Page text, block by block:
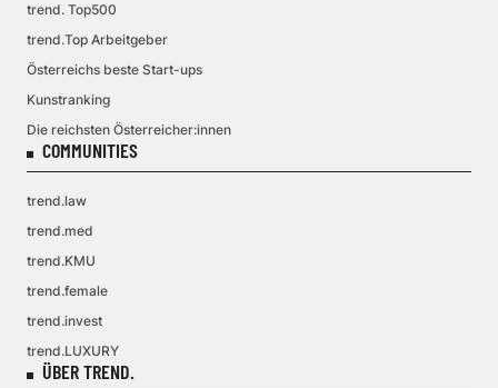
trend. Top500
trend.Top Arbeitgeber
Österreichs beste Start-ups
Kunstranking
Die reichsten Österreicher:innen
COMMUNITIES
trend.law
trend.med
trend.KMU
trend.female
trend.invest
trend.LUXURY
ÜBER TREND.